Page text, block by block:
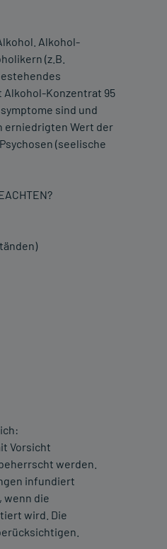
Alkohol-
(z.B.
Alkohol-Konzentrat 95
sind und
erniedrigten Wert der
(seelische
Vorsicht
werden.
infundiert
wenn die
wird. Die